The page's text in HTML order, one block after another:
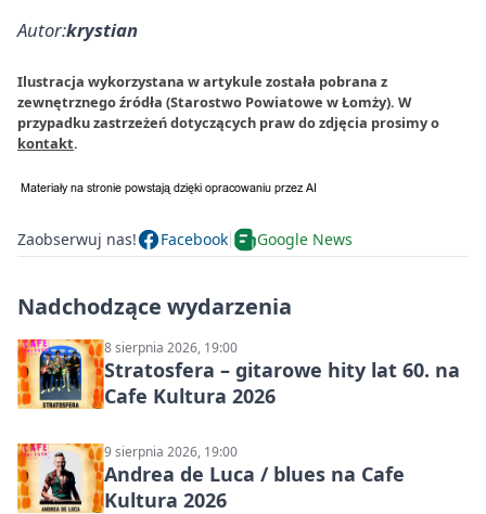
Autor:krystian
Ilustracja wykorzystana w artykule została pobrana z
zewnętrznego źródła (Starostwo Powiatowe w Łomży). W
przypadku zastrzeżeń dotyczących praw do zdjęcia prosimy o
kontakt.
Zaobserwuj nas! Facebook Google News
Nadchodzące wydarzenia
8 sierpnia 2026, 19:00
Stratosfera – gitarowe hity lat 60. na
Cafe Kultura 2026
9 sierpnia 2026, 19:00
Andrea de Luca / blues na Cafe
Kultura 2026